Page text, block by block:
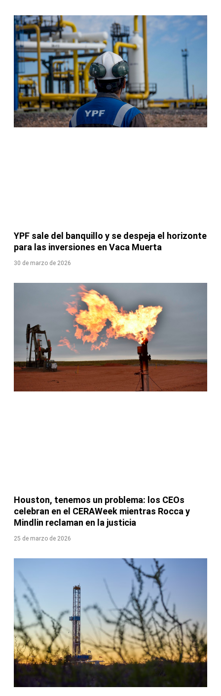
YPF sale del banquillo y se despeja el horizonte
para las inversiones en Vaca Muerta
30 de marzo de 2026
Houston, tenemos un problema: los CEOs
celebran en el CERAWeek mientras Rocca y
Mindlin reclaman en la justicia
25 de marzo de 2026